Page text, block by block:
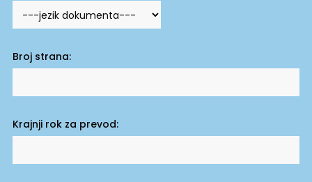
Broj strana:
Krajnji rok za prevod: